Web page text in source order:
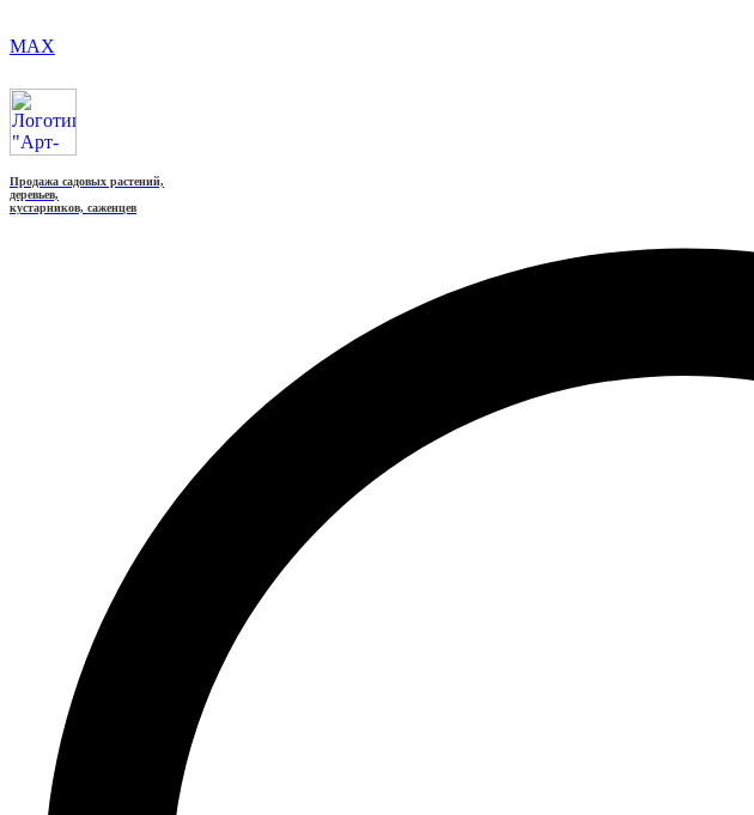
MAX
Продажа садовых растений,
деревьев,
кустарников, саженцев